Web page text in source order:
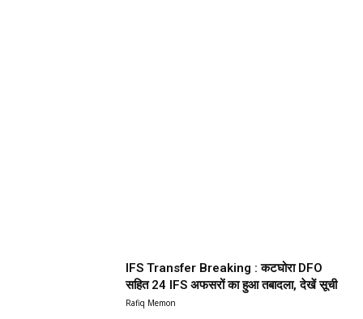
IFS Transfer Breaking : कटघोरा DFO
सहित 24 IFS अफसरों का हुआ तबादला, देखें सूची
Rafiq Memon